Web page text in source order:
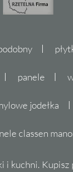
panele
jodełka
classen
kuchni.